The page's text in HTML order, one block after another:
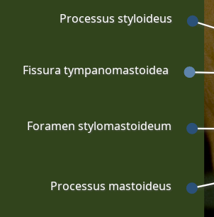
Foramen stylomastoideum
Fissura tympanomastoidea
Processus styloideus
Processus mastoideus